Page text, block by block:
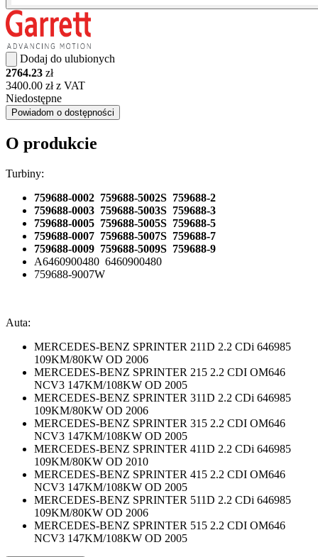
Dodaj do ulubionych
2764.23 zł
3400.00 zł z VAT
Niedostępne
Powiadom o dostępności
O produkcie
Turbiny:
759688-0002 759688-5002S 759688-2
759688-0003 759688-5003S 759688-3
759688-0005 759688-5005S 759688-5
759688-0007 759688-5007S 759688-7
759688-0009 759688-5009S 759688-9
A6460900480 6460900480
759688-9007W
Auta:
MERCEDES-BENZ SPRINTER 211D 2.2 CDi 646985
109KM/80KW OD 2006
MERCEDES-BENZ SPRINTER 215 2.2 CDI OM646
NCV3 147KM/108KW OD 2005
MERCEDES-BENZ SPRINTER 311D 2.2 CDi 646985
109KM/80KW OD 2006
MERCEDES-BENZ SPRINTER 315 2.2 CDI OM646
NCV3 147KM/108KW OD 2005
MERCEDES-BENZ SPRINTER 411D 2.2 CDi 646985
109KM/80KW OD 2010
MERCEDES-BENZ SPRINTER 415 2.2 CDI OM646
NCV3 147KM/108KW OD 2005
MERCEDES-BENZ SPRINTER 511D 2.2 CDi 646985
109KM/80KW OD 2006
MERCEDES-BENZ SPRINTER 515 2.2 CDI OM646
NCV3 147KM/108KW OD 2005